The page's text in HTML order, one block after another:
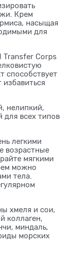
Крем
насыщая
для
Transfer Corps
способствует
нелипкий,
для всех типов
легкими
возрастные
мягкими
можно
тела.
хмеля и сои,
коллаген,
миндаль,
морских